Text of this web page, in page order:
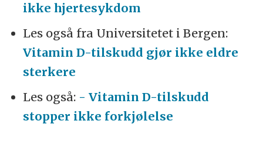
ikke hjertesykdom
Les også fra Universitetet i Bergen:
Vitamin D-tilskudd gjør ikke eldre
sterkere
Les også: - Vitamin D-tilskudd
stopper ikke forkjølelse